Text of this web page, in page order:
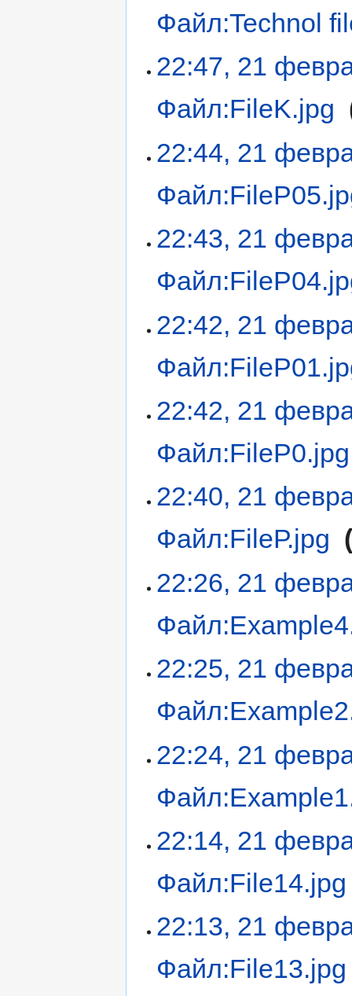
Файл:Technol
22:47, 21
Файл:FileK.jpg
22:44, 21
22:43, 21
22:42, 21
22:42, 21
Файл:FileР0.jpg
22:40, 21
Файл:FileР.jpg
22:26, 21
22:25, 21
22:24, 21
22:14, 21
Файл:File14.jpg
22:13, 21
Файл:File13.jpg